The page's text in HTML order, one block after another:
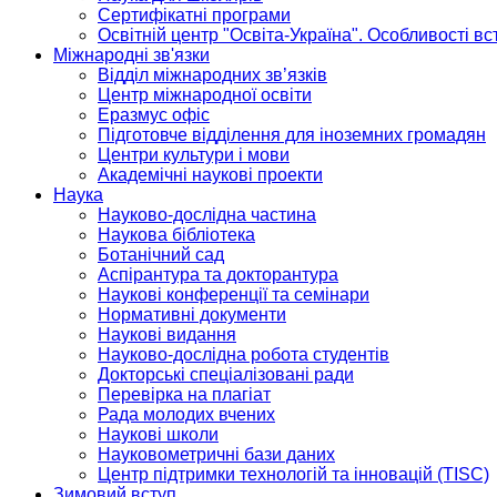
Сертифікатні програми
Освітній центр "Освіта-Україна". Особливості
Міжнародні зв'язки
Відділ міжнародних зв’язків
Центр міжнародної освіти
Еразмус офіс
Підготовче відділення для іноземних громадян
Центри культури і мови
Академічні наукові проекти
Наука
Науково-дослідна частина
Наукова бібліотека
Ботанічний сад
Аспірантура та докторантура
Наукові конференції та семінари
Нормативні документи
Наукові видання
Науково-дослідна робота студентів
Докторські спеціалізовані ради
Перевірка на плагіат
Рада молодих вчених
Наукові школи
Науковометричні бази даних
Центр підтримки технологій та інновацій (TISC)